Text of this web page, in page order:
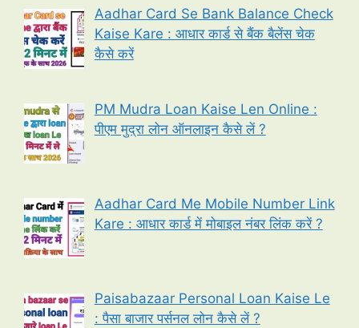
Aadhar Card Se Bank Balance Check
Kaise Kare : आधार कार्ड से बैंक बैलेंस चेक
कैसे करें
PM Mudra Loan Kaise Len Online :
पीएम मुद्रा लोन ऑनलाइन कैसे लें ?
Aadhar Card Me Mobile Number Link
Kare : आधार कार्ड में मोबाइल नंबर लिंक करें ?
Paisabazaar Personal Loan Kaise Le
: पैसा बाजार पर्सनल लोन कैसे लें ?